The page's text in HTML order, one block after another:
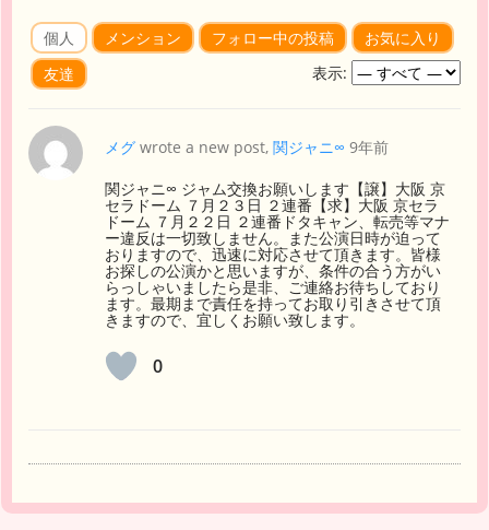
個人 メンション フォロー中の投稿
お気に入り
友達
表示:
メグ wrote a new post, 関ジャニ∞ 9年前
関ジャニ∞ ジャム交換お願いします【譲】大阪 京
セラドーム ７月２３日 ２連番【求】大阪 京セラ
ドーム ７月２２日 ２連番ドタキャン、転売等マナ
ー違反は一切致しません。また公演日時が迫って
おりますので、迅速に対応させて頂きます。皆様
お探しの公演かと思いますが、条件の合う方がい
らっしゃいましたら是非、ご連絡お待ちしており
ます。最期まで責任を持ってお取り引きさせて頂
きますので、宜しくお願い致します。
0